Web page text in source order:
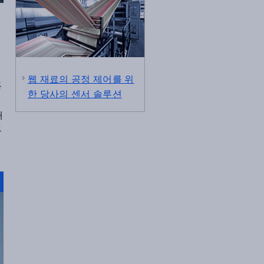
웹 재료의 공정 제어를 위
한 당사의 센서 솔루션